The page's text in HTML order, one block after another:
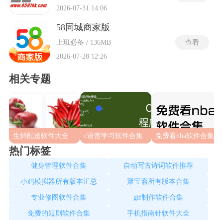
2026-07-31 14:06
58同城商家版
上班必备 / 136MB
2026-07-28 12:26
查看
相关专题
生鲜配送软件大全 c语言学习软件合集 免费看nba软件合集
热门标签
健身管理软件合集
自动写古诗词软件推荐
小鸡模拟器所有版本汇总
聚宝斋所有版本合集
专业修图软件合集
gif制作软件合集
免费的短剧软件合集
手机指南针软件大全